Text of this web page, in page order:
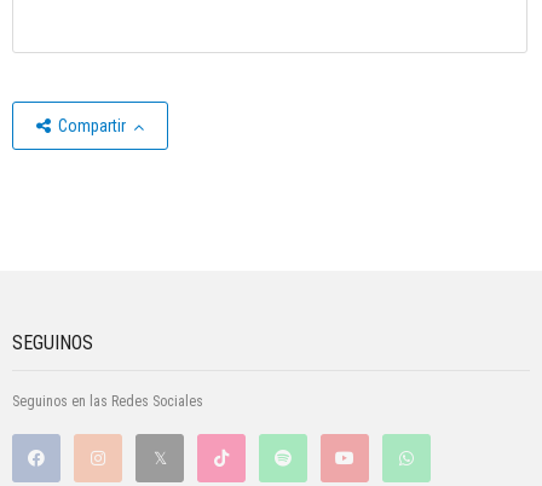
Compartir
SEGUINOS
Seguinos en las Redes Sociales